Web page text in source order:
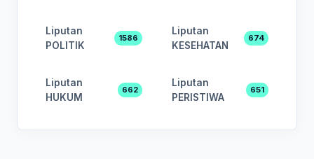
Liputan
POLITIK
1586
Liputan
KESEHATAN
674
Liputan
HUKUM
662
Liputan
PERISTIWA
651